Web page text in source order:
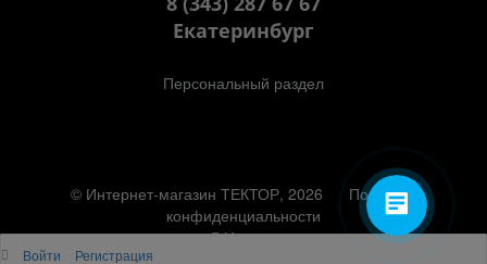
Екатеринбург
Персональный раздел
© Интернет-магазин ТЕКТОР, 2026
Политика
конфиденциальности
Наверх
Войти Регистрация